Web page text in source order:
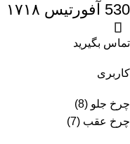
کاربری
چرخ جلو (8)
چرخ عقب (7)
530 آفورتیس ۱۷۱۸
تماس بگیرید